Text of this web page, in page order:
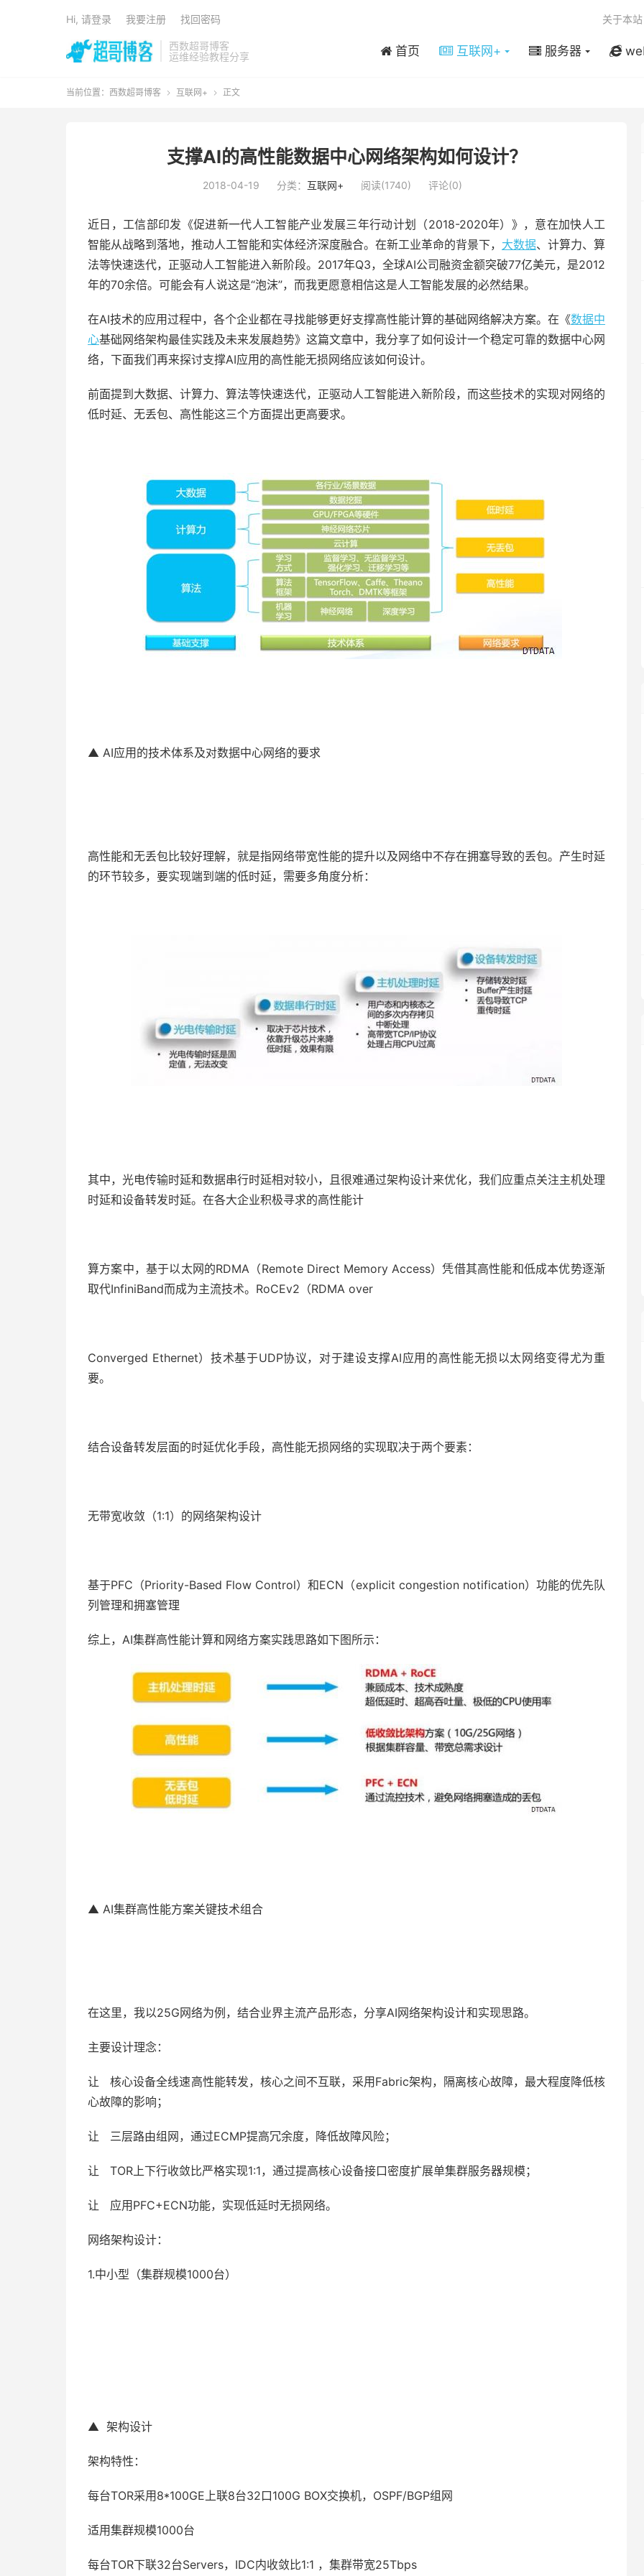
西数超哥博客
运维经验教程分享
首页 互联网+ 服务器
关于本站
Hi, 请登录 我要注册 找回密码
当前位置： 西数超哥博客  互联网+  正文
支撑AI的高性能数据中心网络架构如何设计？
2018-04-19 分类： 互联网+ 阅读(1740) 评论(0)
近日，工信部印发《促进新一代人工智能产业发展三年行动计划（2018-2020年）》，意在加快人工
智能从战略到落地，推动人工智能和实体经济深度融合。在新工业革命的背景下， 大数据、计算力、算
法等快速迭代，正驱动人工智能进入新阶段。2017年Q3，全球AI公司融资金额突破77亿美元，是2012
年的70余倍。可能会有人说这是“泡沫”，而我更愿意相信这是人工智能发展的必然结果。
在AI技术的应用过程中，各个企业都在寻找能够更好支撑高性能计算的基础网络解决方案。在《数据中
心基础网络架构最佳实践及未来发展趋势》这篇文章中，我分享了如何设计一个稳定可靠的数据中心网
络，下面我们再来探讨支撑AI应用的高性能无损网络应该如何设计。
前面提到大数据、计算力、算法等快速迭代，正驱动人工智能进入新阶段，而这些技术的实现对网络的
低时延、无丢包、高性能这三个方面提出更高要求。
▲ AI应用的技术体系及对数据中心网络的要求
高性能和无丢包比较好理解，就是指网络带宽性能的提升以及网络中不存在拥塞导致的丢包。产生时延
的环节较多，要实现端到端的低时延，需要多角度分析：
其中，光电传输时延和数据串行时延相对较小，且很难通过架构设计来优化，我们应重点关注主机处理
时延和设备转发时延。在各大企业积极寻求的高性能计
算方案中，基于以太网的RDMA（Remote Direct Memory Access）凭借其高性能和低成本优势逐渐
取代InfiniBand而成为主流技术。RoCEv2（RDMA over
Converged Ethernet）技术基于UDP协议，对于建设支撑AI应用的高性能无损以太网络变得尤为重
要。
结合设备转发层面的时延优化手段，高性能无损网络的实现取决于两个要素：
无带宽收敛（1:1）的网络架构设计
基于PFC（Priority-Based Flow Control）和ECN（explicit congestion notification）功能的优先队
列管理和拥塞管理
综上，AI集群高性能计算和网络方案实践思路如下图所示：
▲ AI集群高性能方案关键技术组合
在这里，我以25G网络为例，结合业界主流产品形态，分享AI网络架构设计和实现思路。
主要设计理念：
让 核心设备全线速高性能转发，核心之间不互联，采用Fabric架构，隔离核心故障，最大程度降低核
心故障的影响；
让 三层路由组网，通过ECMP提高冗余度，降低故障风险；
让 TOR上下行收敛比严格实现1:1，通过提高核心设备接口密度扩展单集群服务器规模；
让 应用PFC+ECN功能，实现低延时无损网络。
网络架构设计：
1.中小型（集群规模1000台）
▲ 架构设计
架构特性：
每台TOR采用8*100GE上联8台32口100G BOX交换机，OSPF/BGP组网
适用集群规模1000台
每台TOR下联32台Servers，IDC内收敛比1:1 ，集群带宽25Tbps